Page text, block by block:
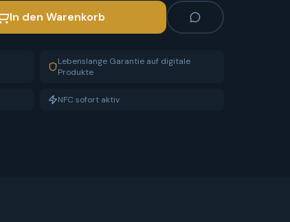
In den Warenkorb
Lebenslange Garantie auf digitale
Produkte
NFC sofort aktiv